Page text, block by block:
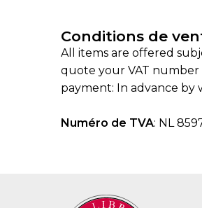
Conditions de
All items are offered
quote your VAT
payment: In advance by
Numéro de TVA: NL